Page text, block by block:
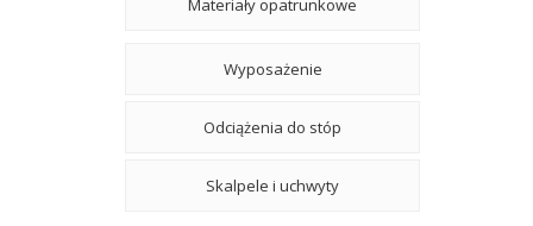
Materiały opatrunkowe
Wyposażenie
Odciążenia do stóp
Skalpele i uchwyty